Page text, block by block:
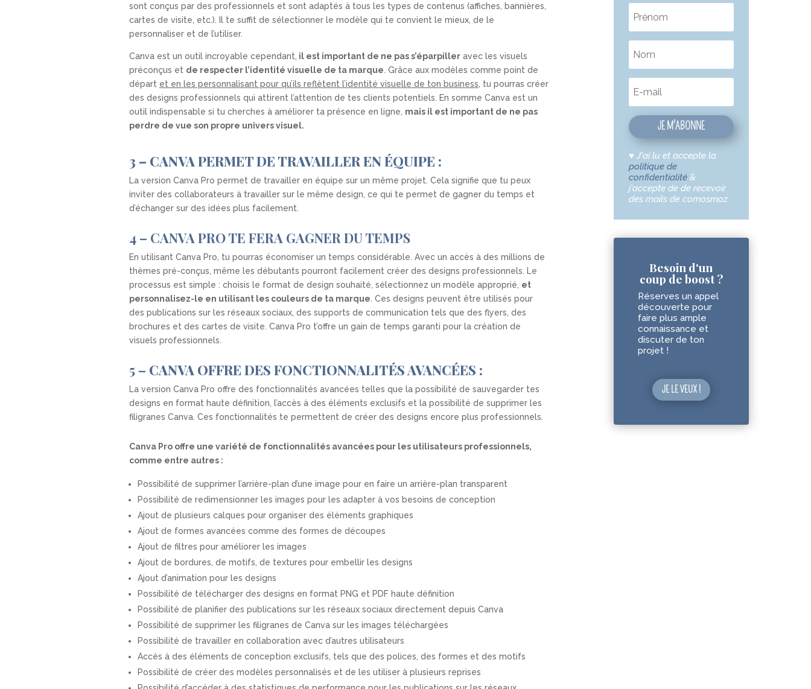
sont conçus par des professionnels et sont adaptés à tous les types de contenus (affiches, bannières,
cartes de visite, etc.). Il te suffit de sélectionner le modèle qui te convient le mieux, de le
personnaliser et de l’utiliser.
Canva est un outil incroyable cependant, il est important de ne pas s’éparpilleravec les visuels
préconçus et de respecter l’identité visuelle de ta marque . Grâce aux modèles comme point de
départ et en les personnalisant pour qu’ils reflètent l’identité visuelle de ton business , tu pourras créer
des designs professionnels qui attirent l’attention de tes clients potentiels. En somme Canva est un
outil indispensable si tu cherches à améliorer ta présence en ligne, mais il est important de ne pas
perdre de vue son propre univers visuel.
3 – CANVA PERMET DE TRAVAILLER EN ÉQUIPE :
La version Canva Pro permet de travailler en équipe sur un même projet. Cela signifie que tu peux
inviter des collaborateurs à travailler sur le même design, ce qui te permet de gagner du temps et
d’échanger sur des idées plus facilement.
4 – CANVA PRO TE FERA GAGNER DU TEMPS
En utilisant Canva Pro, tu pourras économiser un temps considérable. Avec un accès à des millions de
thèmes pré-conçus, même les débutants pourront facilement créer des designs professionnels. Le
processus est simple : choisis le format de design souhaité, sélectionnez un modèle approprié, et
personnalisez-le en utilisant les couleurs de ta marque . Ces designs peuvent être utilisés pour
des publications sur les réseaux sociaux, des supports de communication tels que des flyers, des
brochures et des cartes de visite. Canva Pro t’offre un gain de temps garanti pour la création de
visuels professionnels.
5 – CANVA OFFRE DES FONCTIONNALITÉS AVANCÉES :
La version Canva Pro offre des fonctionnalités avancées telles que la possibilité de sauvegarder tes
designs en format haute définition, l’accès à des éléments exclusifs et la possibilité de supprimer les
filigranes Canva. Ces fonctionnalités te permettent de créer des designs encore plus professionnels.
Canva Pro offre une variété de fonctionnalités avancées pour les utilisateurs professionnels,
comme entre autres :
Possibilité de supprimer l’arrière-plan d’une image pour en faire un arrière-plan transparent
Possibilité de redimensionner les images pour les adapter à vos besoins de conception
Ajout de plusieurs calques pour organiser des éléments graphiques
Ajout de formes avancées comme des formes de découpes
Ajout de filtres pour améliorer les images
Ajout de bordures, de motifs, de textures pour embellir les designs
Ajout d’animation pour les designs
Possibilité de télécharger des designs en format PNG et PDF haute définition
Possibilité de planifier des publications sur les réseaux sociaux directement depuis Canva
Possibilité de supprimer les filigranes de Canva sur les images téléchargées
Possibilité de travailler en collaboration avec d’autres utilisateurs
Accès à des éléments de conception exclusifs, tels que des polices, des formes et des motifs
Possibilité de créer des modèles personnalisés et de les utiliser à plusieurs reprises
JE M'ABONNE
♥ J'ai lu et accepte la
politique de
confidentialité &
j'accepte de de recevoir
des mails de comosmoz.
Besoin d'un
coup de boost ?
Réserves un appel
découverte pour
faire plus ample
connaissance et
discuter de ton
projet !
JE LE VEUX !